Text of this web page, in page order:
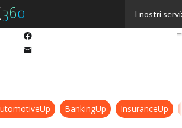
I nostri
BankingUp InsuranceUp